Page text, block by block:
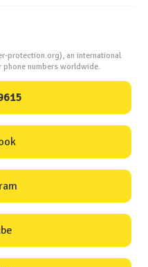
protection.org), an international
phone numbers worldwide.